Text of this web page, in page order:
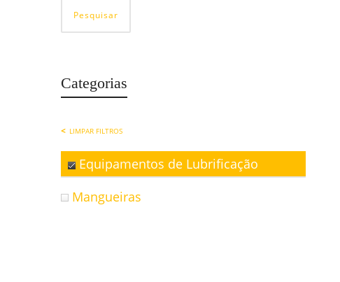
Pesquisar
Categorias
LIMPAR FILTROS
Equipamentos de Lubrificação
Mangueiras